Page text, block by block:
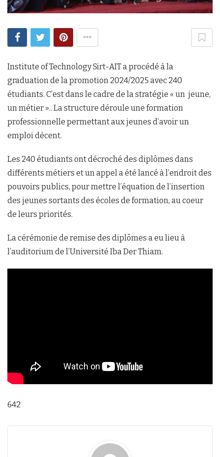
Institute of Technology Sirt-AIT a procédé à la
graduation de la promotion 2024/2025 avec 240
étudiants. C’est dans le cadre de la stratégie « un jeune,
un métier ».. La structure déroule une formation
professionnelle permettant aux jeunes d’avoir un
emploi décent.
Les 240 étudiants ont décroché des diplômes dans
différents métiers et un appel a été lancé à l’endroit des
pouvoirs publics, pour mettre l’équation de l’insertion
des jeunes sortants des écoles de formation, au coeur
de leurs priorités.
La cérémonie de remise des diplômes a eu lieu à
l’auditorium de l’Université Iba Der Thiam.
642